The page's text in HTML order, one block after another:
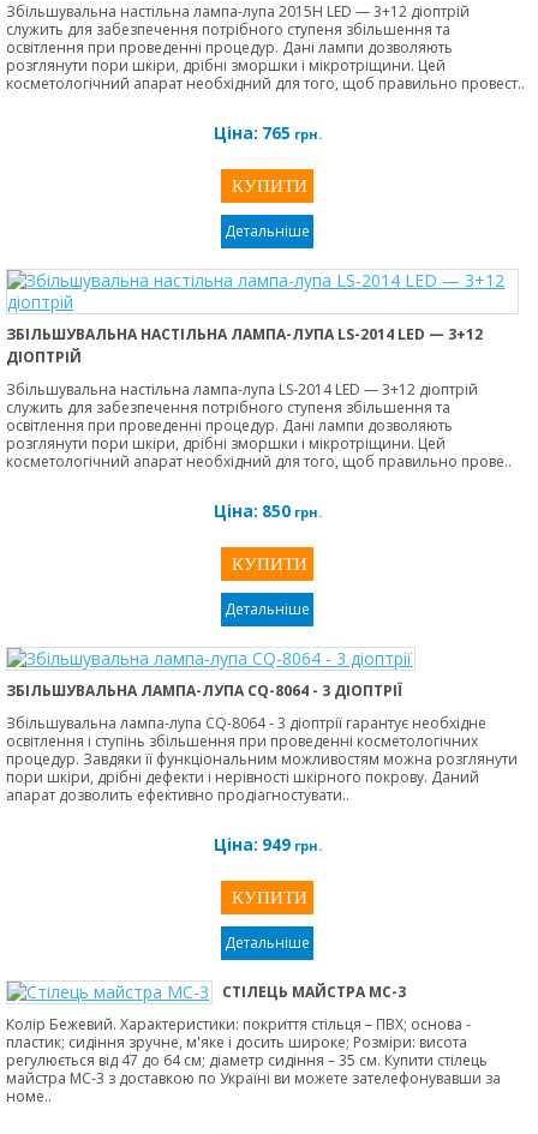
Збільшувальна настільна лампа-лупа 2015Н LED — 3+12 діоптрій
служить для забезпечення потрібного ступеня збільшення та
освітлення при проведенні процедур. Дані лампи дозволяють
розглянути пори шкіри, дрібні зморшки і мікротріщини. Цей
косметологічний апарат необхідний для того, щоб правильно провест..
Ціна: 765 грн.
Детальніше
ЗБІЛЬШУВАЛЬНА НАСТІЛЬНА ЛАМПА-ЛУПА LS-2014 LED — 3+12
ДІОПТРІЙ
Збільшувальна настільна лампа-лупа LS-2014 LED — 3+12 діоптрій
служить для забезпечення потрібного ступеня збільшення та
освітлення при проведенні процедур. Дані лампи дозволяють
розглянути пори шкіри, дрібні зморшки і мікротріщини. Цей
косметологічний апарат необхідний для того, щоб правильно прове..
Ціна: 850грн.
Детальніше
ЗБІЛЬШУВАЛЬНА ЛАМПА-ЛУПА CQ-8064 - 3 ДІОПТРІЇ
Збільшувальна лампа-лупа CQ-8064 - 3 діоптрії гарантує необхідне
освітлення і ступінь збільшення при проведенні косметологічних
процедур. Завдяки її функціональним можливостям можна розглянути
пори шкіри, дрібні дефекти і нерівності шкірного покрову. Даний
апарат дозволить ефективно продіагностувати..
Ціна: 949грн.
Детальніше
СТІЛЕЦЬ МАЙСТРА МС-3
Колір Бежевий. Характеристики: покриття стільця – ПВХ; основа -
пластик; сидіння зручне, м'яке і досить широке; Розміри: висота
регулюється від 47 до 64 см; діаметр сидіння – 35 см. Купити cтілець
майстра МС-3 з доставкою по Україні ви можете зателефонувавши за
номе..